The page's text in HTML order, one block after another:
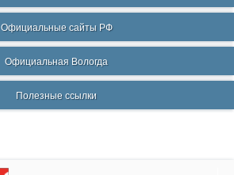
Официальные сайты РФ
Официальная Вологда
Полезные ссылки